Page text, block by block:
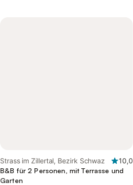
Strass im Zillertal, Bezirk Schwaz
10,0
B&B für 2 Personen, mit Terrasse und
Garten